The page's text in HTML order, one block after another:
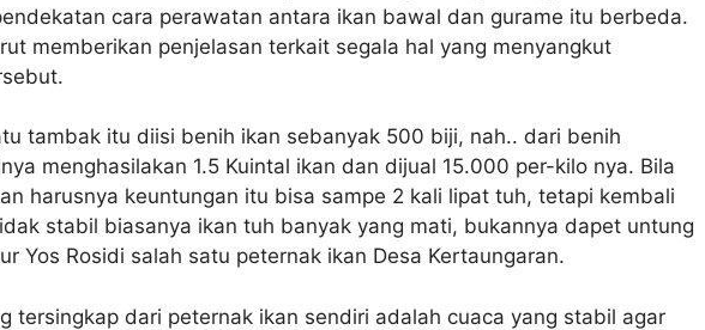
cara perawatan antara ikan bawal dan gurame itu berbeda.
memberikan penjelasan terkait segala hal yang menyangkut
tambak itu diisi benih ikan sebanyak 500 biji, nah.. dari benih
menghasilakan 1.5 Kuintal ikan dan dijual 15.000 per-kilo nya. Bila
harusnya keuntungan itu bisa sampe 2 kali lipat tuh, tetapi kembali
stabil biasanya ikan tuh banyak yang mati, bukannya dapet untung
Yos Rosidi salah satu peternak ikan Desa Kertaungaran.
tersingkap dari peternak ikan sendiri adalah cuaca yang stabil agar